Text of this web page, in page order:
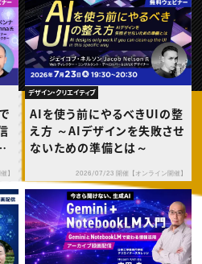
プ
ップ
のお知らせ
】
デザイン・クリエイティブ
AIを使う前にやるべきUIの整
え方 ～AIデザインを失敗させ
ないための準備とは～
2026/07/23 開催【オンライン開催】